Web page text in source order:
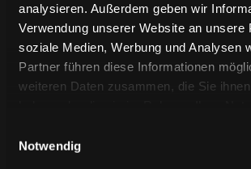
analysieren. Außerdem geben wir
Verwendung unserer Website an unsere
soziale Medien, Werbung und Analysen
Partner führen diese Informationen
weiteren Daten zusammen, die Sie
Notwendig